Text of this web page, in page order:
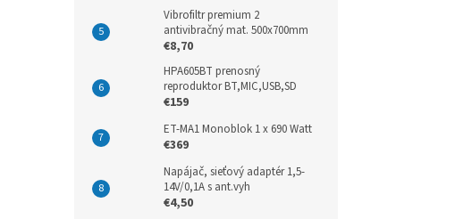
Vibrofiltr premium 2
antivibračný mat. 500x700mm
€8,70
HPA605BT prenosný
reproduktor BT,MIC,USB,SD
€159
ET-MA1 Monoblok 1 x 690 Watt
€369
Napájač, sieťový adaptér 1,5-
14V/0,1A s ant.vyh
€4,50